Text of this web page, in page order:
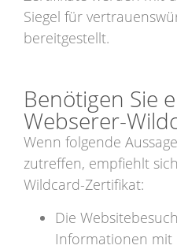
Siegel für
bereitgestellt.
Benötigen Sie
Webserer-
Wenn folgende
zutreffen, empfiehlt
Wildcard-Zertifikat:
Die
Informationen mit